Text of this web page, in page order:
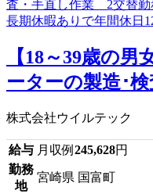
【18～39歳の
ーターの製造･
株式会社ウイルテック
給与 月収例 245,628円
勤務
地
宮崎県 国富町